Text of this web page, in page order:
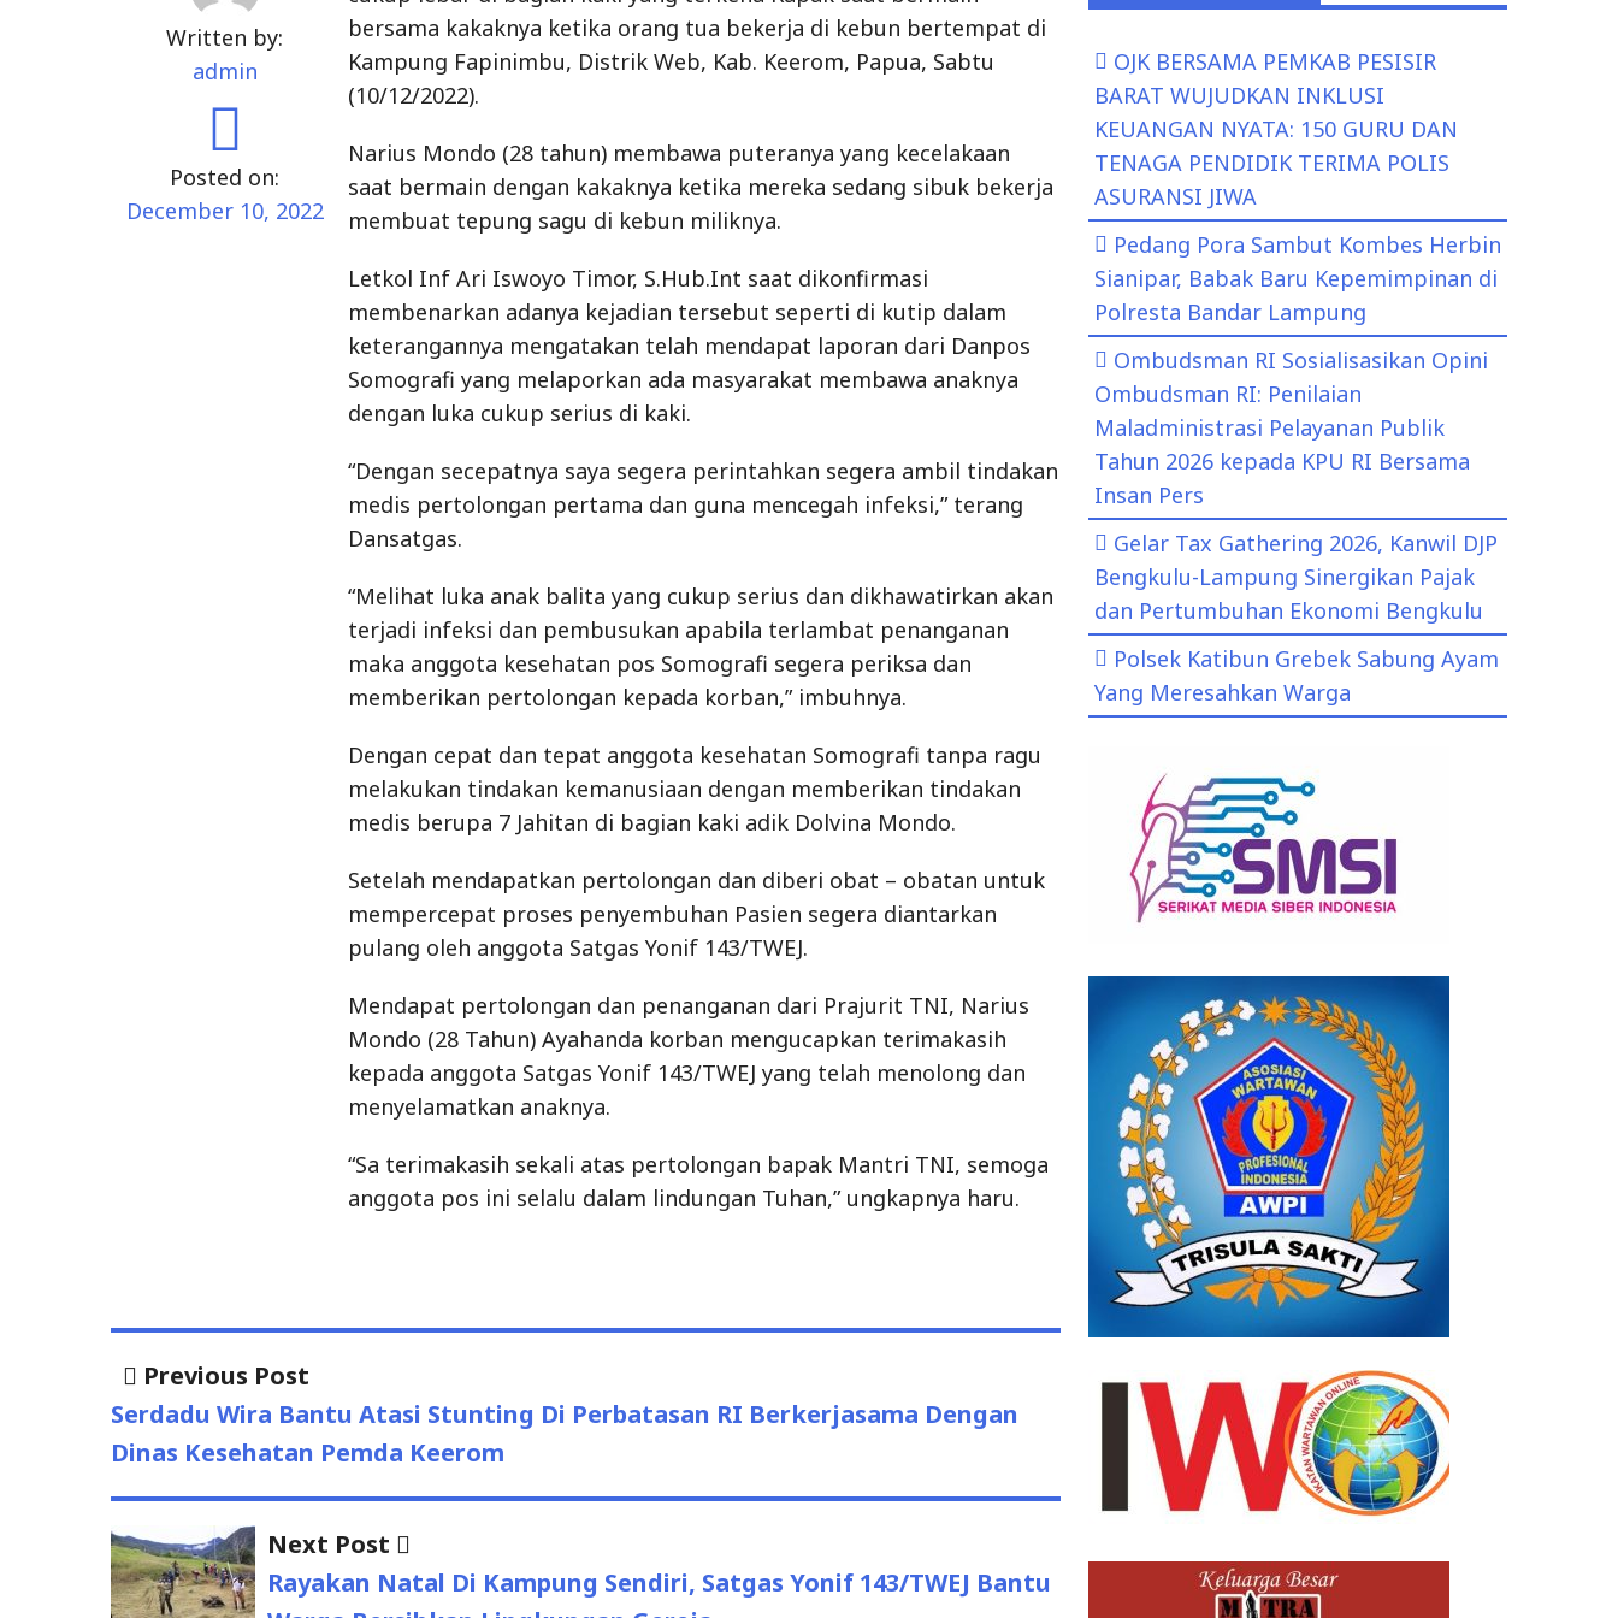
Written by:
admin
Posted on:
December 10, 2022
bersama kakaknya ketika orang tua bekerja di kebun bertempat di
Kampung Fapinimbu, Distrik Web, Kab. Keerom, Papua, Sabtu
(10/12/2022).
Narius Mondo (28 tahun) membawa puteranya yang kecelakaan
saat bermain dengan kakaknya ketika mereka sedang sibuk bekerja
membuat tepung sagu di kebun miliknya.
Letkol Inf Ari Iswoyo Timor, S.Hub.Int saat dikonfirmasi
membenarkan adanya kejadian tersebut seperti di kutip dalam
keterangannya mengatakan telah mendapat laporan dari Danpos
Somografi yang melaporkan ada masyarakat membawa anaknya
dengan luka cukup serius di kaki.
“Dengan secepatnya saya segera perintahkan segera ambil tindakan
medis pertolongan pertama dan guna mencegah infeksi,” terang
Dansatgas.
“Melihat luka anak balita yang cukup serius dan dikhawatirkan akan
terjadi infeksi dan pembusukan apabila terlambat penanganan
maka anggota kesehatan pos Somografi segera periksa dan
memberikan pertolongan kepada korban,” imbuhnya.
Dengan cepat dan tepat anggota kesehatan Somografi tanpa ragu
melakukan tindakan kemanusiaan dengan memberikan tindakan
medis berupa 7 Jahitan di bagian kaki adik Dolvina Mondo.
Setelah mendapatkan pertolongan dan diberi obat – obatan untuk
mempercepat proses penyembuhan Pasien segera diantarkan
pulang oleh anggota Satgas Yonif 143/TWEJ.
Mendapat pertolongan dan penanganan dari Prajurit TNI, Narius
Mondo (28 Tahun) Ayahanda korban mengucapkan terimakasih
kepada anggota Satgas Yonif 143/TWEJ yang telah menolong dan
menyelamatkan anaknya.
“Sa terimakasih sekali atas pertolongan bapak Mantri TNI, semoga
anggota pos ini selalu dalam lindungan Tuhan,” ungkapnya haru.
Post
navigation
Previous Post
post:
Serdadu Wira Bantu Atasi Stunting Di Perbatasan RI Berkerjasama Dengan
Dinas Kesehatan Pemda Keerom
Next Post
post:
Rayakan Natal Di Kampung Sendiri, Satgas Yonif 143/TWEJ Bantu
OJK BERSAMA PEMKAB PESISIR
BARAT WUJUDKAN INKLUSI
KEUANGAN NYATA: 150 GURU DAN
TENAGA PENDIDIK TERIMA POLIS
ASURANSI JIWA
Pedang Pora Sambut Kombes Herbin
Sianipar, Babak Baru Kepemimpinan di
Polresta Bandar Lampung
Ombudsman RI Sosialisasikan Opini
Ombudsman RI: Penilaian
Maladministrasi Pelayanan Publik
Tahun 2026 kepada KPU RI Bersama
Insan Pers
Gelar Tax Gathering 2026, Kanwil DJP
Bengkulu-Lampung Sinergikan Pajak
dan Pertumbuhan Ekonomi Bengkulu
Polsek Katibun Grebek Sabung Ayam
Yang Meresahkan Warga